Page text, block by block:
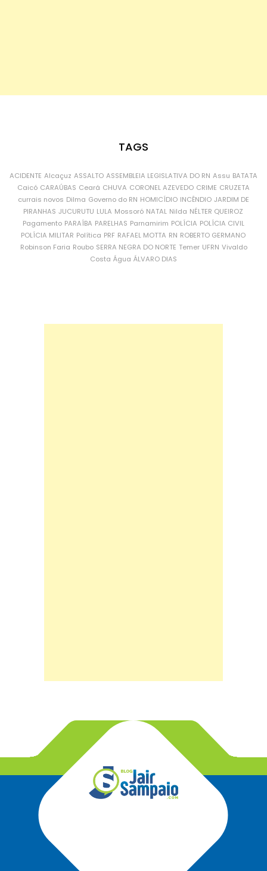
TAGS
ACIDENTE Alcaçuz ASSALTO ASSEMBLEIA LEGISLATIVA DO RN Assu BATATA
Caicó CARAÚBAS Ceará CHUVA CORONEL AZEVEDO CRIME CRUZETA
currais novos Dilma Governo do RN HOMICÍDIO INCÊNDIO JARDIM DE
PIRANHAS JUCURUTU LULA Mossoró NATAL Nilda NÉLTER QUEIROZ
Pagamento PARAÍBA PARELHAS Parnamirim POLÍCIA POLÍCIA CIVIL
POLÍCIA MILITAR Política PRF RAFAEL MOTTA RN ROBERTO GERMANO
Robinson Faria Roubo SERRA NEGRA DO NORTE Temer UFRN Vivaldo
Costa Água ÁLVARO DIAS